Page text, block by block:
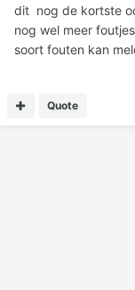
dit nog de kortste
nog wel meer
soort fouten kan
Quote